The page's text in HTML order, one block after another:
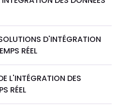
D'INTÉGRATION
RÉEL
L'INTÉGRATION DES
RÉEL